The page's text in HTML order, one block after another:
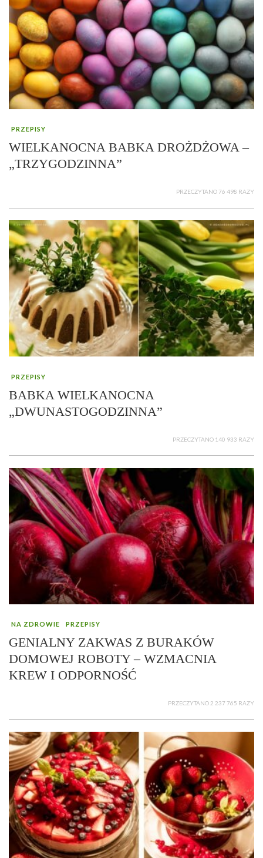
PRZEPISY
WIELKANOCNA BABKA DROŻDŻOWA –
„TRZYGODZINNA”
PRZECZYTANO 76 498 RAZY
PRZEPISY
BABKA WIELKANOCNA
„DWUNASTOGODZINNA”
PRZECZYTANO 140 933 RAZY
NA ZDROWIE PRZEPISY
GENIALNY ZAKWAS Z BURAKÓW
DOMOWEJ ROBOTY – WZMACNIA
KREW I ODPORNOŚĆ
PRZECZYTANO 2 237 765 RAZY